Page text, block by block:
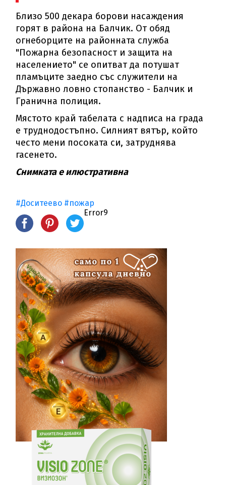
Близо 500 декара борови насаждения
горят в района на Балчик. От обяд
огнеборците на районната служба
"Пожарна безопасност и защита на
населението" се опитват да потушат
пламъците заедно със служители на
Държавно ловно стопанство - Балчик и
Гранична полиция.
Мястото край табелата с надписа на града
е труднодостъпно. Силният вятър, който
често мени посоката си, затруднява
гасенето.
Снимката е илюстративна
#Доситеево #пожар
Error9